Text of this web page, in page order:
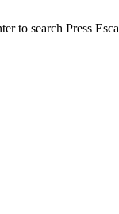
to search Press